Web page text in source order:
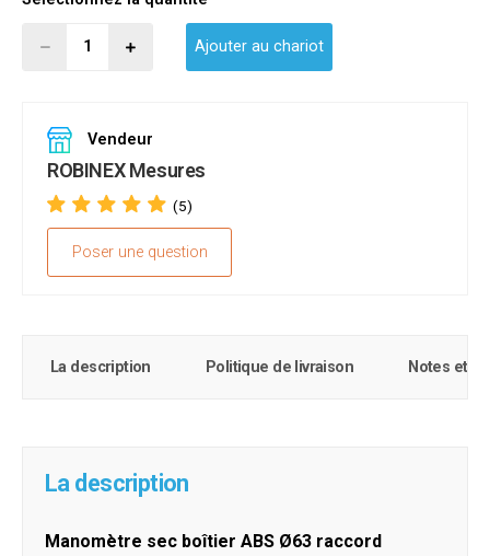
Ajouter au chariot
Vendeur
ROBINEX Mesures
(5)
Poser une question
La description Politique de livraison Notes et
La description
Manomètre sec boîtier ABS Ø63 raccord